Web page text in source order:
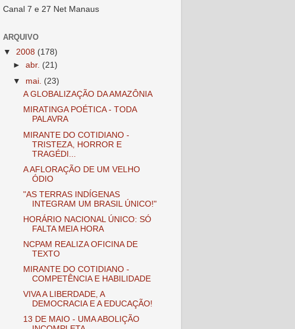
Canal 7 e 27 Net Manaus
ARQUIVO
▼ 2008 (178)
►abr. (21)
▼ mai. (23)
A GLOBALIZAÇÃO DA AMAZÔNIA
MIRATINGA POÉTICA - TODA
PALAVRA
MIRANTE DO COTIDIANO -
TRISTEZA, HORROR E
TRAGÉDI...
A AFLORAÇÃO DE UM VELHO
ÓDIO
"AS TERRAS INDÍGENAS
INTEGRAM UM BRASIL ÚNICO!"
HORÁRIO NACIONAL ÚNICO: SÓ
FALTA MEIA HORA
NCPAM REALIZA OFICINA DE
TEXTO
MIRANTE DO COTIDIANO -
COMPETÊNCIA E HABILIDADE
VIVA A LIBERDADE, A
DEMOCRACIA E A EDUCAÇÃO!
13 DE MAIO - UMA ABOLIÇÃO